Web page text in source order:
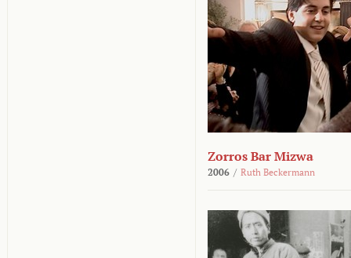
Zorros Bar Mizwa
2006 / Ruth Beckermann